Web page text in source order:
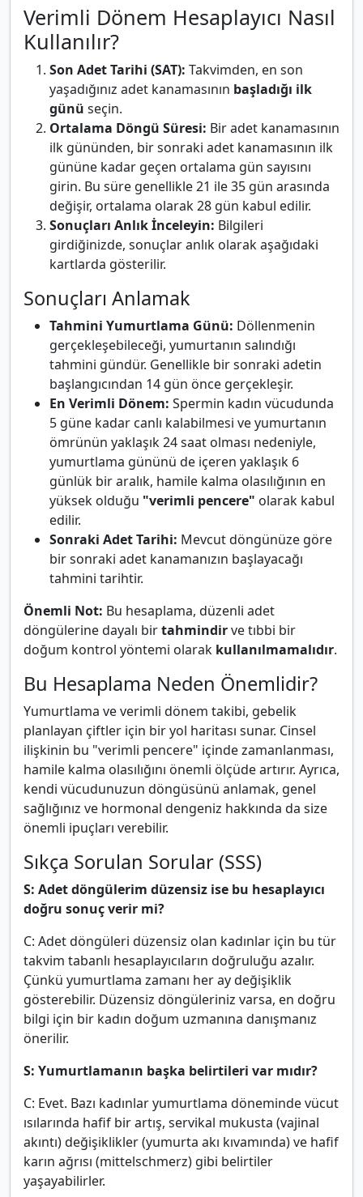
Verimli Dönem Hesaplayıcı Nasıl
Kullanılır?
Son Adet Tarihi (SAT): Takvimden, en son
yaşadığınız adet kanamasının başladığı ilk
günü seçin.
Ortalama Döngü Süresi: Bir adet kanamasının
ilk gününden, bir sonraki adet kanamasının ilk
gününe kadar geçen ortalama gün sayısını
girin. Bu süre genellikle 21 ile 35 gün arasında
değişir, ortalama olarak 28 gün kabul edilir.
Sonuçları Anlık İnceleyin: Bilgileri
girdiğinizde, sonuçlar anlık olarak aşağıdaki
kartlarda gösterilir.
Sonuçları Anlamak
Tahmini Yumurtlama Günü: Döllenmenin
gerçekleşebileceği, yumurtanın salındığı
tahmini gündür. Genellikle bir sonraki adetin
başlangıcından 14 gün önce gerçekleşir.
En Verimli Dönem: Spermin kadın vücudunda
5 güne kadar canlı kalabilmesi ve yumurtanın
ömrünün yaklaşık 24 saat olması nedeniyle,
yumurtlama gününü de içeren yaklaşık 6
günlük bir aralık, hamile kalma olasılığının en
yüksek olduğu "verimli pencere" olarak kabul
edilir.
Sonraki Adet Tarihi: Mevcut döngünüze göre
bir sonraki adet kanamanızın başlayacağı
tahmini tarihtir.
Önemli Not: Bu hesaplama, düzenli adet
döngülerine dayalı birtahmindirve tıbbi bir
doğum kontrol yöntemi olarak kullanılmamalıdır.
Bu Hesaplama Neden Önemlidir?
Yumurtlama ve verimli dönem takibi, gebelik
planlayan çiftler için bir yol haritası sunar. Cinsel
ilişkinin bu "verimli pencere" içinde zamanlanması,
hamile kalma olasılığını önemli ölçüde artırır. Ayrıca,
kendi vücudunuzun döngüsünü anlamak, genel
sağlığınız ve hormonal dengeniz hakkında da size
önemli ipuçları verebilir.
Sıkça Sorulan Sorular (SSS)
S: Adet döngülerim düzensiz ise bu hesaplayıcı
doğru sonuç verir mi?
C: Adet döngüleri düzensiz olan kadınlar için bu tür
takvim tabanlı hesaplayıcıların doğruluğu azalır.
Çünkü yumurtlama zamanı her ay değişiklik
gösterebilir. Düzensiz döngüleriniz varsa, en doğru
bilgi için bir kadın doğum uzmanına danışmanız
önerilir.
S: Yumurtlamanın başka belirtileri var mıdır?
C: Evet. Bazı kadınlar yumurtlama döneminde vücut
ısılarında hafif bir artış, servikal mukusta (vajinal
akıntı) değişiklikler (yumurta akı kıvamında) ve hafif
karın ağrısı (mittelschmerz) gibi belirtiler
yaşayabilirler.